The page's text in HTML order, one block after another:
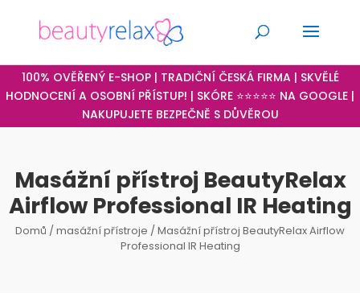
100% OVĚŘENÝ E-SHOP | TRADIČNÍ ČESKÁ FIRMA | SKVĚLÉ
HODNOCENÍ A OSOBNÍ PŘÍSTUP! | SKÓRE ⭐⭐⭐⭐⭐ NA GOOGLE |
NAKUPUJETE BEZPEČNĚ S DŮVĚROU
Masážní přístroj BeautyRelax
Airflow Professional IR Heating
Domů /masážní přístroje / Masážní přístroj BeautyRelax Airflow
Professional IR Heating